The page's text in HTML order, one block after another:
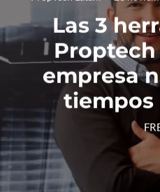
Las 3
empresa
tiempos